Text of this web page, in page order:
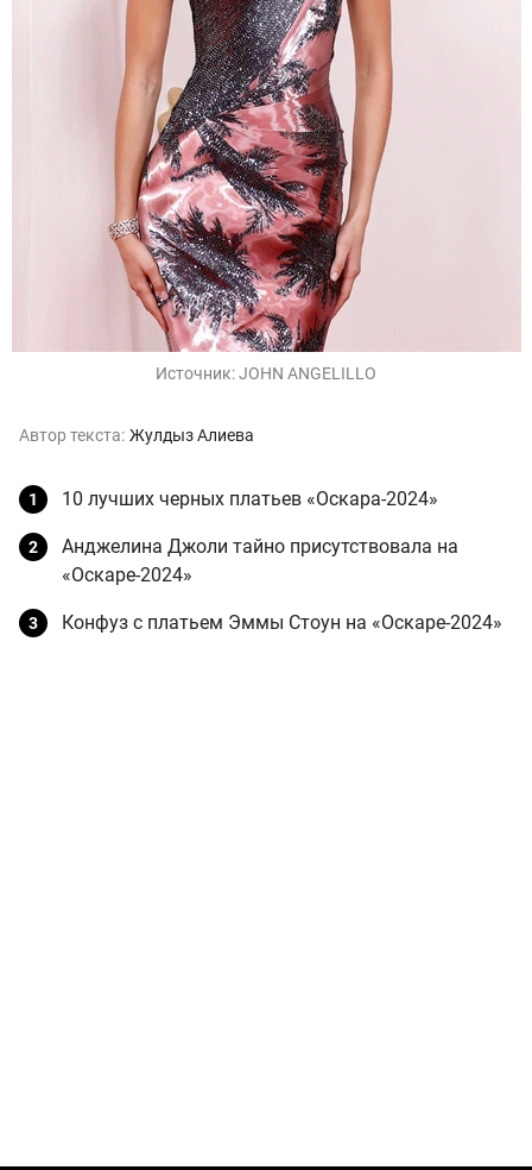
Источник:JOHN ANGELILLO
Автор текста: Жулдыз Алиева
10 лучших черных платьев «Оскара-2024»
Анджелина Джоли тайно присутствовала на
«Оскаре-2024»
Конфуз с платьем Эммы Стоун на «Оскаре-2024»